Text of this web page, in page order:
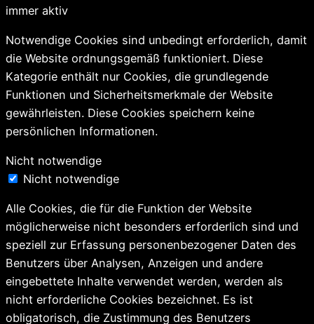
immer aktiv
Notwendige Cookies sind unbedingt erforderlich, damit
die Website ordnungsgemäß funktioniert. Diese
Kategorie enthält nur Cookies, die grundlegende
Funktionen und Sicherheitsmerkmale der Website
gewährleisten. Diese Cookies speichern keine
persönlichen Informationen.
Nicht notwendige
Nicht notwendige
Alle Cookies, die für die Funktion der Website
möglicherweise nicht besonders erforderlich sind und
speziell zur Erfassung personenbezogener Daten des
Benutzers über Analysen, Anzeigen und andere
eingebettete Inhalte verwendet werden, werden als
nicht erforderliche Cookies bezeichnet. Es ist
obligatorisch, die Zustimmung des Benutzers